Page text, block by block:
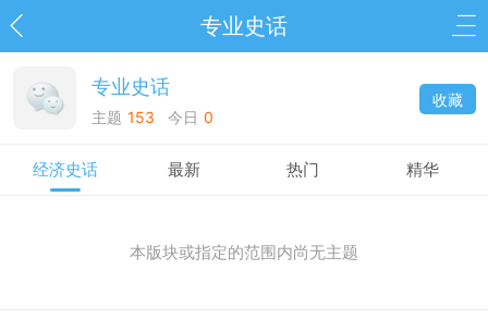
专业史话
专业史话
主题 153 今日 0
收藏
经济史话 最新 热门 精华
本版块或指定的范围内尚无主题